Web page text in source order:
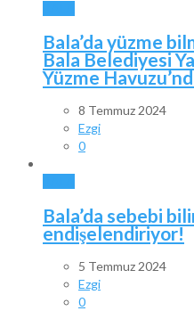
Bala’da yüzme
Bala Belediyesi
Yüzme
8 Temmuz 2024
Ezgi
0
Bala’da sebebi
endişelendiriyor!
5 Temmuz 2024
Ezgi
0